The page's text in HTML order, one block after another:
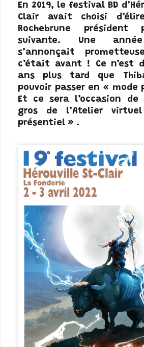
En 2019, le festival BD
Clair avait choisi
Rochebrune président
suivante. Une
s’annonçait
c’était avant ! Ce n’est
ans plus tard que
pouvoir passer en « mode
Et ce sera l’occasion
gros de l’Atelier
présentiel » .